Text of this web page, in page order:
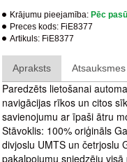
Krājumu pieejamība: Pēc
Preces kods: FiE8377
Artikuls: FiE8377
Apraksts Atsauksmes
Paredzēts lietošanai
navigācijas rīkos un citos
savienojumu ar īpaši ātru
Stāvoklis: 100% oriģināls
divjoslu UMTS un četrjoslu
pakalpojumu sniedzēju